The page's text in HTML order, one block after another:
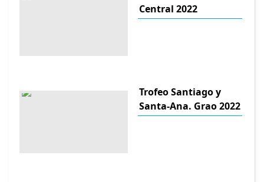
Central 2022
Trofeo Santiago y
Santa-Ana. Grao 2022